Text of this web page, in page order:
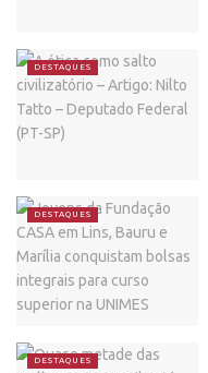
DESTAQUES
DESTAQUES
DESTAQUES